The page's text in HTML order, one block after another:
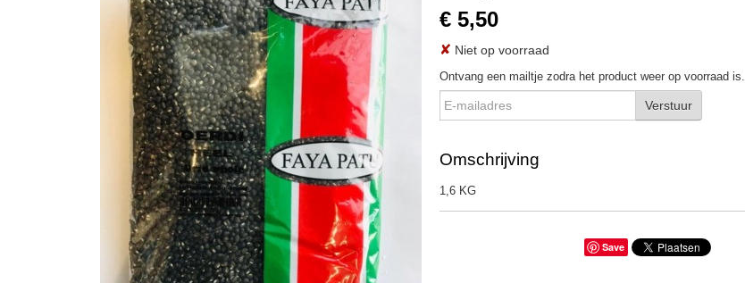
€ 5,50
✘ Niet op voorraad
Ontvang een mailtje zodra het product weer op voorraad is.
Verstuur
Omschrijving
1,6 KG
Save